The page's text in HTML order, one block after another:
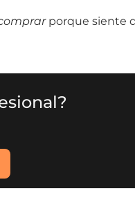
porque siente